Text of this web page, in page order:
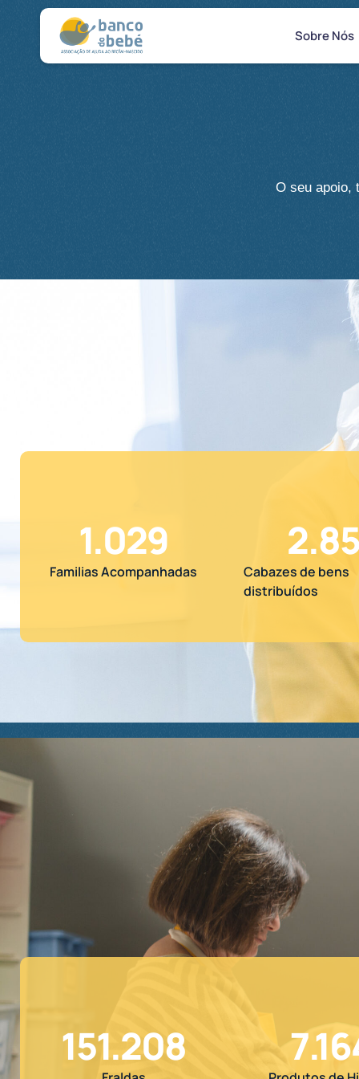
Sobre Nós
O seu apoio,
Familias Acompanhadas
1.029
Cabazes de bens
distribuídos
151.208